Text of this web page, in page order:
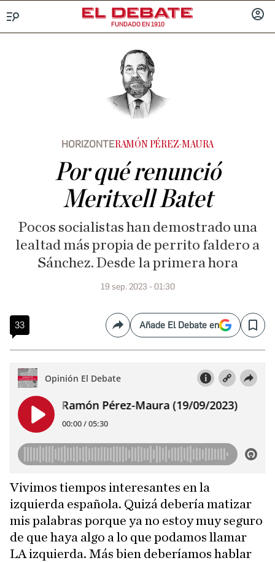
FUNDADO EN 1910
HORIZONTERAMÓN PÉREZ-MAURA
Por qué renunció
Meritxell Batet
Pocos socialistas han demostrado una
lealtad más propia de perrito faldero a
Sánchez. Desde la primera hora
19 sep. 2023 - 01:30
33 CompartirAñade El Debate en Save
Vivimos tiempos interesantes en la
izquierda española. Quizá debería matizar
mis palabras porque ya no estoy muy seguro
de que haya algo a lo que podamos llamar
LA izquierda. Más bien deberíamos hablar